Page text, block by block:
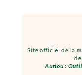
Site officiel de la
Auriou :